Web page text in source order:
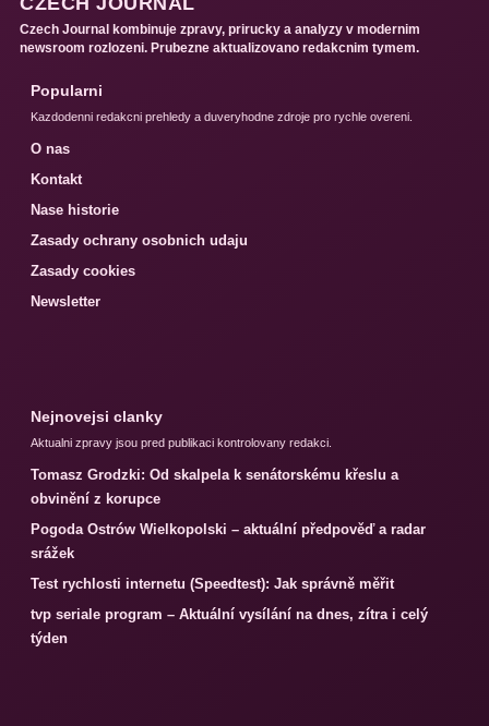
Czech Journal kombinuje zpravy, prirucky a analyzy v modernim
newsroom rozlozeni. Prubezne aktualizovano redakcnim tymem.
Popularni
Kazdodenni redakcni prehledy a duveryhodne zdroje pro rychle overeni.
O nas
Kontakt
Nase historie
Zasady ochrany osobnich udaju
Zasady cookies
Newsletter
Nejnovejsi clanky
Aktualni zpravy jsou pred publikaci kontrolovany redakci.
Tomasz Grodzki: Od skalpela k senátorskému křeslu a
obvinění z korupce
Pogoda Ostrów Wielkopolski – aktuální předpověď a radar
srážek
Test rychlosti internetu (Speedtest): Jak správně měřit
tvp seriale program – Aktuální vysílání na dnes, zítra i celý
týden